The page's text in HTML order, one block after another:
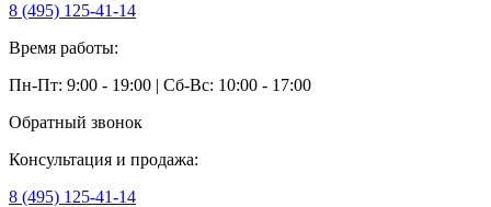
8 (495) 125-41-14
Время работы:
Пн-Пт: 9:00 - 19:00 | Сб-Вс: 10:00 - 17:00
Обратный звонок
Консультация и продажа:
8 (495) 125-41-14